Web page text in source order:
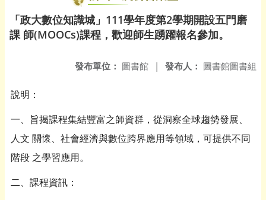
「政大數位知識城」111學年度第2學期開設五門磨
課 師(MOOCs)課程，歡迎師生踴躍報名參加。
發布人： 圖書館圖書組
發布單位： 圖書館 |
說明：
一、旨揭課程集結豐富之師資群，從洞察全球趨勢發展、
人文 關懷、社會經濟與數位跨界應用等領域，可提供不同
階段 之學習應用。
二、課程資訊：